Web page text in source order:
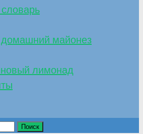
майонез
лимонад